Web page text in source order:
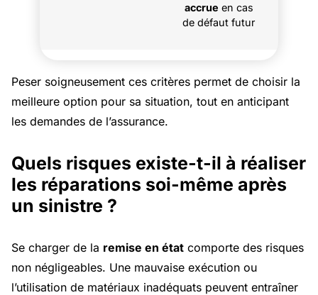
accrue en cas
de défaut futur
Peser soigneusement ces critères permet de choisir la
meilleure option pour sa situation, tout en anticipant
les demandes de l’assurance.
Quels risques existe-t-il à réaliser
les réparations soi-même après
un sinistre ?
Se charger de la remise en état comporte des risques
non négligeables. Une mauvaise exécution ou
l’utilisation de matériaux inadéquats peuvent entraîner